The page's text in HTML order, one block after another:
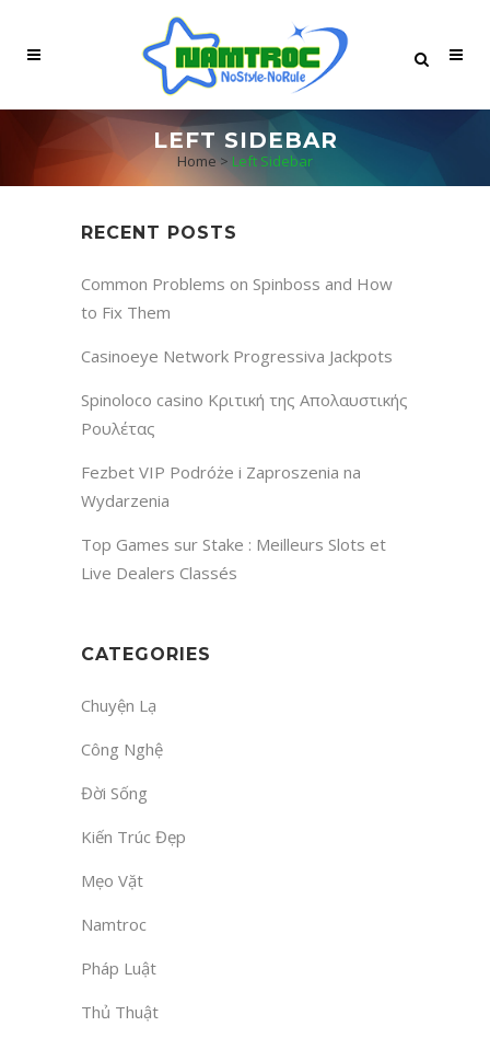
LEFT SIDEBAR
Home> Left Sidebar
RECENT POSTS
Common Problems on Spinboss and How
to Fix Them
Casinoeye Network Progressiva Jackpots
Spinoloco casino Κριτική της Απολαυστικής
Ρουλέτας
Fezbet VIP Podróże i Zaproszenia na
Wydarzenia
Top Games sur Stake : Meilleurs Slots et
Live Dealers Classés
CATEGORIES
Chuyện Lạ
Công Nghệ
Đời Sống
Kiến Trúc Đẹp
Mẹo Vặt
Namtroc
Pháp Luật
Thủ Thuật